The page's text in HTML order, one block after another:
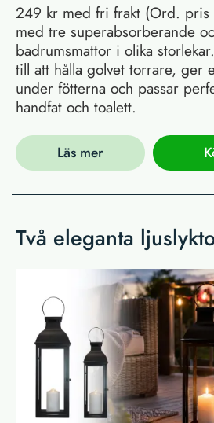
249 kr med fri frakt (Ord.
med tre superabsorberande
badrumsmattor i olika
till att hålla golvet torrare, ger
under fötterna och passar
handfat och toalett.
Läs mer
Två eleganta